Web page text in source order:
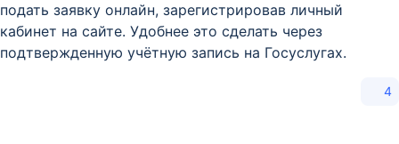
подать заявку онлайн, зарегистрировав личный
кабинет на сайте. Удобнее это сделать через
подтвержденную учётную запись на Госуслугах.
4